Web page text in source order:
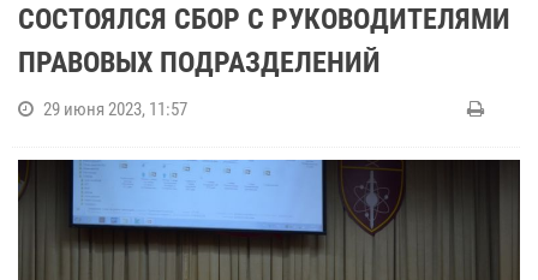
СОСТОЯЛСЯ СБОР С РУКОВОДИТЕЛЯМИ
ПРАВОВЫХ ПОДРАЗДЕЛЕНИЙ
29 июня 2023, 11:57